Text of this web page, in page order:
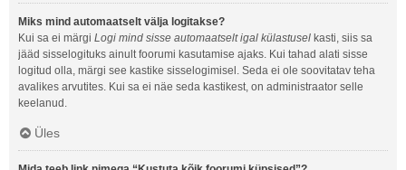
Miks mind automaatselt välja logitakse?
Kui sa ei märgi Logi mind sisse automaatselt igal külastusel kasti, siis sa
jääd sisselogituks ainult foorumi kasutamise ajaks. Kui tahad alati sisse
logitud olla, märgi see kastike sisselogimisel. Seda ei ole soovitatav teha
avalikes arvutites. Kui sa ei näe seda kastikest, on administraator selle
keelanud.
Üles